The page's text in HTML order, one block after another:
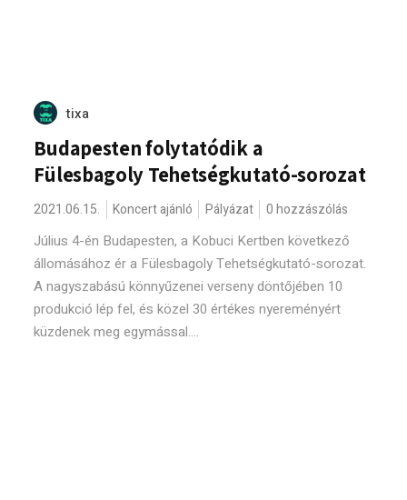
tixa
Budapesten folytatódik a
Fülesbagoly Tehetségkutató-sorozat
2021.06.15. Koncert ajánló Pályázat 0 hozzászólás
Július 4-én Budapesten, a Kobuci Kertben következő
állomásához ér a Fülesbagoly Tehetségkutató-sorozat.
A nagyszabású könnyűzenei verseny döntőjében 10
produkció lép fel, és közel 30 értékes nyereményért
küzdenek meg egymással....